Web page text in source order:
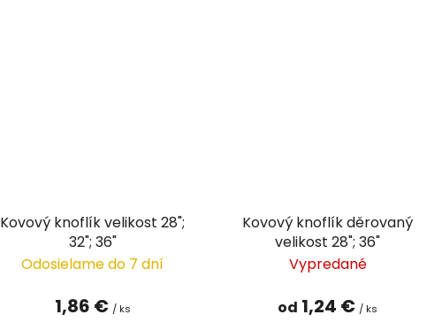
Kovový knoflík velikost 28";
32"; 36"
Odosielame do 7 dní
1,86 € / ks
Kovový knoflík děrovaný
velikost 28"; 36"
Vypredané
od 1,24 € / ks